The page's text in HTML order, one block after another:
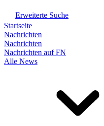
Erweiterte Suche
Startseite
Nachrichten
Nachrichten
Nachrichten auf FN
Alle News